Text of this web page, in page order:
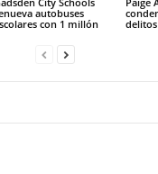
autobuses
con 1 millón